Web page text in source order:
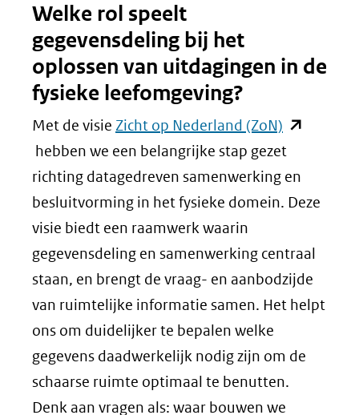
Welke rol speelt
gegevensdeling bij het
oplossen van uitdagingen in de
fysieke leefomgeving?
Met de visie Zicht op Nederland (ZoN) (opent
in
nieuw
venster)
naar
een
andere
hebben we een belangrijke stap gezet
richting datagedreven samenwerking en
besluitvorming in het fysieke domein. Deze
visie biedt een raamwerk waarin
gegevensdeling en samenwerking centraal
staan, en brengt de vraag- en aanbodzijde
van ruimtelijke informatie samen. Het helpt
ons om duidelijker te bepalen welke
gegevens daadwerkelijk nodig zijn om de
schaarse ruimte optimaal te benutten.
Denk aan vragen als: waar bouwen we